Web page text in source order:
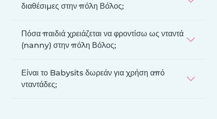
διαθέσιμες στην πόλη Βόλος;
Πόσα παιδιά χρειάζεται να φροντίσω ως νταντά
(nanny) στην πόλη Βόλος;
Είναι το Babysits δωρεάν για χρήση από
νταντάδες;